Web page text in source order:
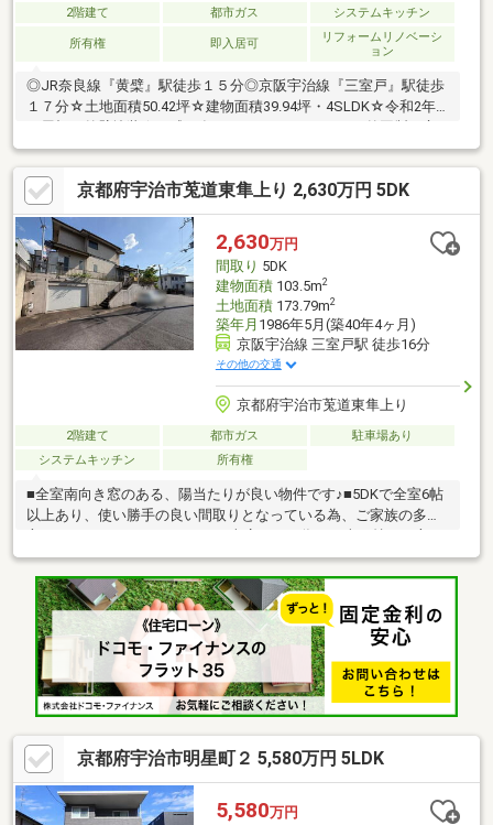
2階建て 都市ガス システムキッチン
所有権 即入居可
リフォームリノベーシ
ョン
◎JR奈良線『黄檗』駅徒歩１５分◎京阪宇治線『三室戸』駅徒歩
１７分☆土地面積50.42坪☆建物面積39.94坪・4SLDK☆令和2年5
換☆陽当たり・通風・眺望良好☆カーポート付き駐車スペース1
台分有り（車種による）☆現況空家（弊社に鍵がございます）～
室内丁寧にお使いです～【物件周辺施設】◎宇治小学校：約1600
ｍ◎黄檗中学校：約1600ｍ◎セブンイレブン宇治黄檗公園店：約
330ｍ◎ファミリーマート宇治東インター店：約600ｍ◎ハッピー
テラダ 黄檗店：約960ｍ
京都府宇治市莵道東隼上り 2,630万円 5DK
2,630万円
間取り 5DK
建物面積103.5m2
土地面積173.79m2
築年月 1986年5月(築40年4ヶ月)
京阪宇治線 三室戸駅 徒歩16分
その他の交通
京都府宇治市莵道東隼上り
2階建て 都市ガス
駐車場あり
システムキッチン
所有権
■全室南向き窓のある、陽当たりが良い物件です♪■5DKで全室6帖
以上あり、使い勝手の良い間取りとなっている為、ご家族の多い
ご安心ですね♪■京阪京都線とJR奈良線の2線のご利用することが
でき、共に徒歩約16分ですので通勤や通学に便利な立地となって
おります♪■周辺施設も充実している為、生活面も安心です♪■一部
リフォームしてお渡しいたします♪～リフォーム内容～●全室クロ
ス貼替●全室畳表替え●洋室フローリング張替え●ハウスクリーニ
ング etc...
京都府宇治市明星町２ 5,580万円 5LDK
5,580万円